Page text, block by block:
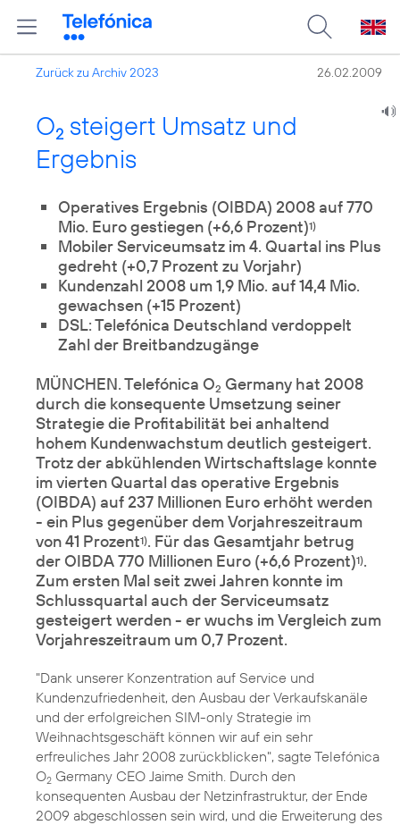
Zurück zu Archiv 2023 26.02.2009
O2 steigert Umsatz und
Ergebnis
Operatives Ergebnis (OIBDA) 2008 auf 770
Mio. Euro gestiegen (+6,6 Prozent)1)
Mobiler Serviceumsatz im 4. Quartal ins Plus
gedreht (+0,7 Prozent zu Vorjahr)
Kundenzahl 2008 um 1,9 Mio. auf 14,4 Mio.
gewachsen (+15 Prozent)
DSL: Telefónica Deutschland verdoppelt
Zahl der Breitbandzugänge
MÜNCHEN. Telefónica O2 Germany hat 2008
durch die konsequente Umsetzung seiner
Strategie die Profitabilität bei anhaltend
hohem Kundenwachstum deutlich gesteigert.
Trotz der abkühlenden Wirtschaftslage konnte
im vierten Quartal das operative Ergebnis
(OIBDA) auf 237 Millionen Euro erhöht werden
- ein Plus gegenüber dem Vorjahreszeitraum
von 41 Prozent1). Für das Gesamtjahr betrug
der OIBDA 770 Millionen Euro (+6,6 Prozent)1).
Zum ersten Mal seit zwei Jahren konnte im
Schlussquartal auch der Serviceumsatz
gesteigert werden - er wuchs im Vergleich zum
Vorjahreszeitraum um 0,7 Prozent.
"Dank unserer Konzentration auf Service und
Kundenzufriedenheit, den Ausbau der Verkaufskanäle
und der erfolgreichen SIM-only Strategie im
Weihnachtsgeschäft können wir auf ein sehr
erfreuliches Jahr 2008 zurückblicken", sagte Telefónica
O2 Germany CEO Jaime Smith. Durch den
konsequenten Ausbau der Netzinfrastruktur, der Ende
2009 abgeschlossen sein wird, und die Erweiterung des